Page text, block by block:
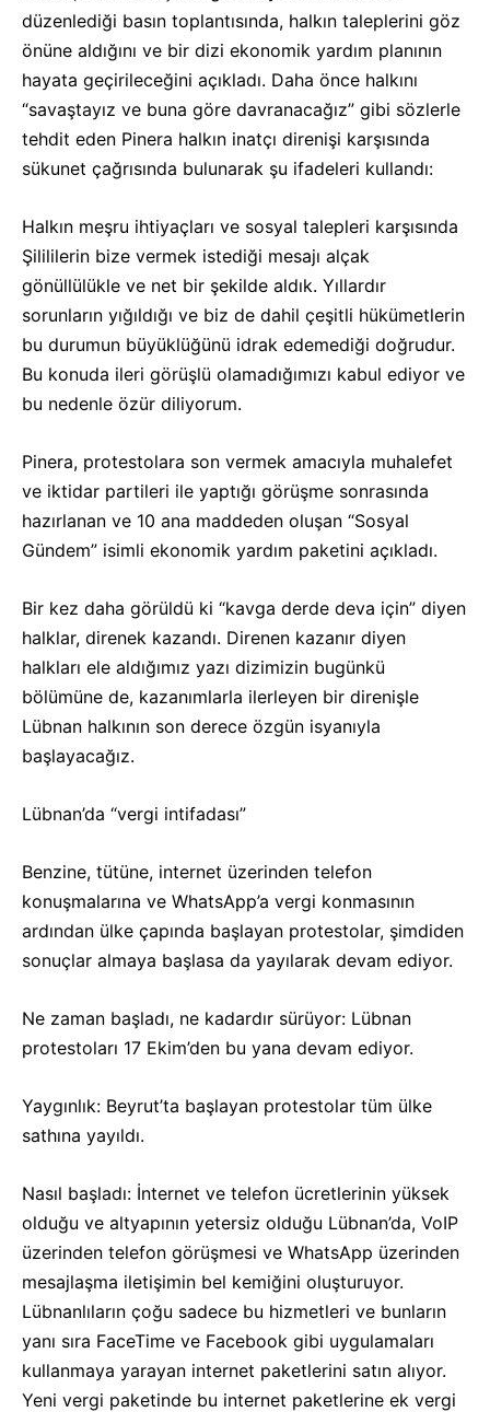
düzenlediği basın toplantısında, halkın taleplerini göz
önüne aldığını ve bir dizi ekonomik yardım planının
hayata geçirileceğini açıkladı. Daha önce halkını
“savaştayız ve buna göre davranacağız” gibi sözlerle
tehdit eden Pinera halkın inatçı direnişi karşısında
sükunet çağrısında bulunarak şu ifadeleri kullandı:
Halkın meşru ihtiyaçları ve sosyal talepleri karşısında
Şilililerin bize vermek istediği mesajı alçak
gönüllülükle ve net bir şekilde aldık. Yıllardır
sorunların yığıldığı ve biz de dahil çeşitli hükümetlerin
bu durumun büyüklüğünü idrak edemediği doğrudur.
Bu konuda ileri görüşlü olamadığımızı kabul ediyor ve
bu nedenle özür diliyorum.
Pinera, protestolara son vermek amacıyla muhalefet
ve iktidar partileri ile yaptığı görüşme sonrasında
hazırlanan ve 10 ana maddeden oluşan “Sosyal
Gündem” isimli ekonomik yardım paketini açıkladı.
Bir kez daha görüldü ki “kavga derde deva için” diyen
halklar, direnek kazandı. Direnen kazanır diyen
halkları ele aldığımız yazı dizimizin bugünkü
bölümüne de, kazanımlarla ilerleyen bir direnişle
Lübnan halkının son derece özgün isyanıyla
başlayacağız.
Lübnan’da “vergi intifadası”
Benzine, tütüne, internet üzerinden telefon
konuşmalarına ve WhatsApp’a vergi konmasının
ardından ülke çapında başlayan protestolar, şimdiden
sonuçlar almaya başlasa da yayılarak devam ediyor.
Ne zaman başladı, ne kadardır sürüyor: Lübnan
protestoları 17 Ekim’den bu yana devam ediyor.
Yaygınlık: Beyrut’ta başlayan protestolar tüm ülke
sathına yayıldı.
Nasıl başladı: İnternet ve telefon ücretlerinin yüksek
olduğu ve altyapının yetersiz olduğu Lübnan’da, VoIP
üzerinden telefon görüşmesi ve WhatsApp üzerinden
mesajlaşma iletişimin bel kemiğini oluşturuyor.
Lübnanlıların çoğu sadece bu hizmetleri ve bunların
yanı sıra FaceTime ve Facebook gibi uygulamaları
kullanmaya yarayan internet paketlerini satın alıyor.
Yeni vergi paketinde bu internet paketlerine ek vergi